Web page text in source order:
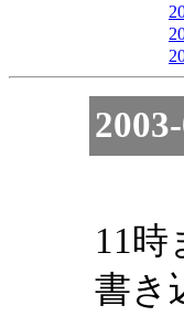
11
書き